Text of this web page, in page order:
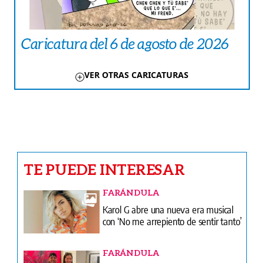
Caricatura del 6 de agosto de 2026
VER OTRAS CARICATURAS
Karol G abre una nueva era musical
con ‘No me arrepiento de sentir tanto’
FARÁNDULA
Boza y Alejandra Lindo disfrutan su
romance a la vista de todos.
CRÓNICA ROJA